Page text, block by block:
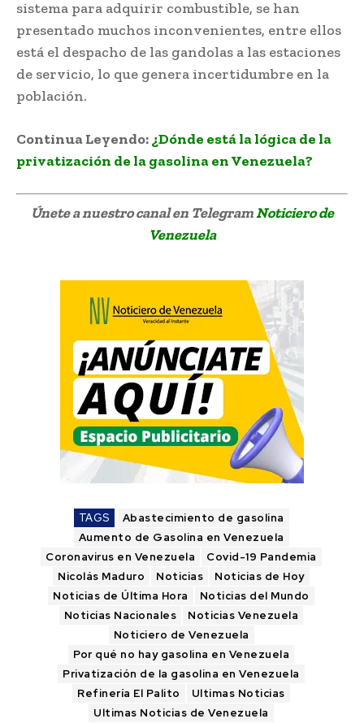
sistema para adquirir combustible, se han
presentado muchos inconvenientes, entre ellos
está el despacho de las gandolas a las estaciones
de servicio, lo que genera incertidumbre en la
población.
Continua Leyendo: ¿Dónde está la lógica de la
privatización de la gasolina en Venezuela?
Únete a nuestro canal en TelegramNoticiero de
Venezuela
TAGS
Abastecimiento de gasolina
Aumento de Gasolina en Venezuela
Coronavirus en Venezuela
Covid-19 Pandemia
Nicolás Maduro
Noticias
Noticias de Hoy
Noticias de Última Hora
Noticias del Mundo
Noticias Nacionales
Noticias Venezuela
Noticiero de Venezuela
Por qué no hay gasolina en Venezuela
Privatización de la gasolina en Venezuela
Refinería El Palito
Ultimas Noticias
Ultimas Noticias de Venezuela